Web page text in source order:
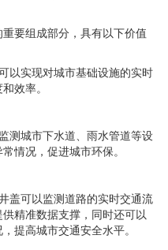
要组成部分，具有以下价值
以实现对城市基础设施的实时
效率。
测城市下水道、雨水管道等设
情况，促进城市环保。
盖可以监测道路的实时交通流
精准数据支撑，同时还可以
提高城市交通安全水平。